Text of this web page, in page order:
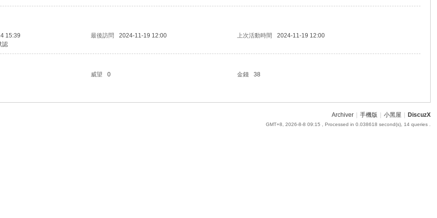
15:39 最後訪問 2024-11-19 12:00 上次活動時間
2024-11-19 12:00
認
威望 0 金錢 38
Archiver 手機版 小黑屋 DiscuzX
GMT+8, 2026-8-8 09:15 , Processed in 0.038618 second(s), 14 queries .